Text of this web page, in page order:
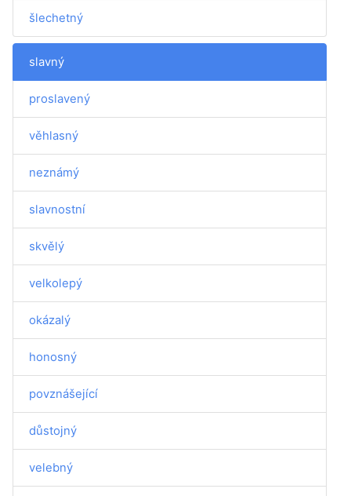
šlechetný
slavný
proslavený
věhlasný
neznámý
slavnostní
skvělý
velkolepý
okázalý
honosný
povznášející
důstojný
velebný